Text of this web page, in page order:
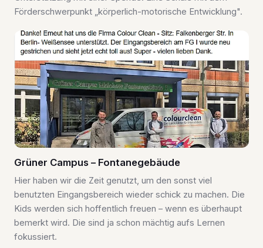
Förderschwerpunkt „körperlich-motorische Entwicklung".
Grüner Campus – Fontanegebäude
Hier haben wir die Zeit genutzt, um den sonst viel
benutzten Eingangsbereich wieder schick zu machen. Die
Kids werden sich hoffentlich freuen – wenn es überhaupt
bemerkt wird. Die sind ja schon mächtig aufs Lernen
fokussiert.